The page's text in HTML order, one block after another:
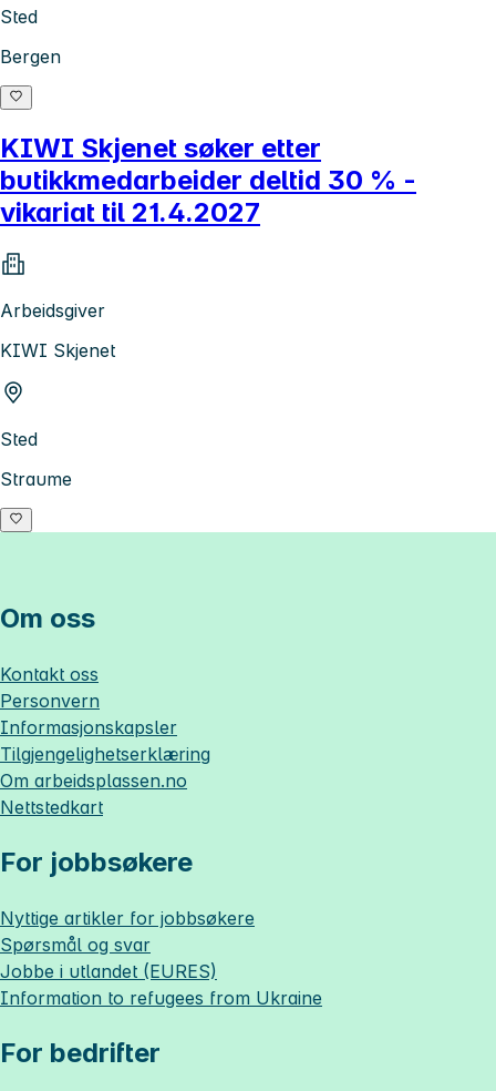
Sted
Bergen
KIWI Skjenet søker etter
butikkmedarbeider deltid 30 % -
vikariat til 21.4.2027
Arbeidsgiver
KIWI Skjenet
Sted
Straume
Om oss
Kontakt oss
Personvern
Informasjonskapsler
Tilgjengelighetserklæring
Om arbeidsplassen.no
Nettstedkart
For jobbsøkere
Nyttige artikler for jobbsøkere
Spørsmål og svar
Jobbe i utlandet (EURES)
Information to refugees from Ukraine
For bedrifter